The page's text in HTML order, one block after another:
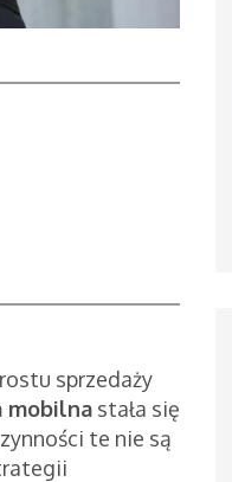
sprzedaży
mobilna stała się
te nie są